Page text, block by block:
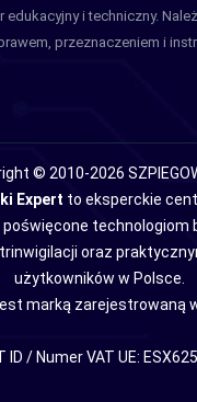
edukacyjny i techniczny.
przeznaczeniem i
© 2010-2026
Expert to eksperckie
poświęcone technologiom
oraz
użytkowników w Polsce.
marką zarejestrowaną
ID / Numer VAT UE: